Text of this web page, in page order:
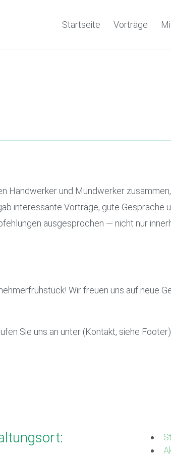
Startseite Vorträge
Handwerker und Mundwerker
interessante Vorträge, gute Gespräche
ausgesprochen — nicht nur
Wir freuen uns auf neue
Sie uns an unter (Kontakt, siehe Footer).